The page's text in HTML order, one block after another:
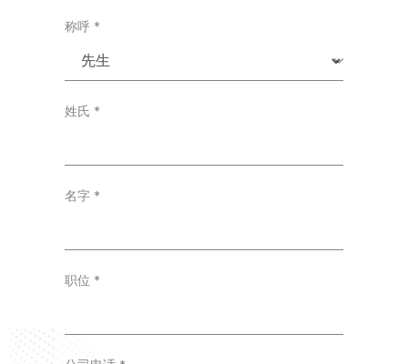
称呼 *
姓氏 *
名字 *
职位 *